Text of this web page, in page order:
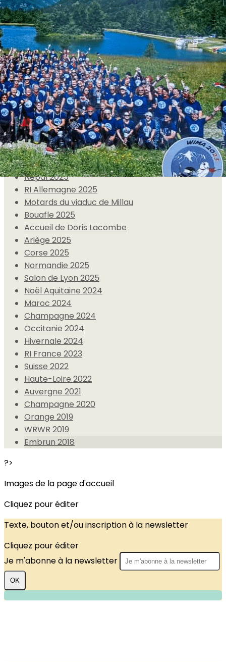
Exporter les lignes sélectionnées
Exporter toutes les colonnes
Exporter uniquement les colonnes affichées
Menu
<
>
Tous les évènements
Moto-Archéo Juillet 2026
30 ans de la WIMA Japon 🇯🇵
8 Mars 2026
Salon de la moto, Limoges (87)
Népal 2025
RI Allemagne 2025
Motards du viaduc de Millau
Bouafle 2025
Accueil de Doris Lacombe
Ariège 2025
Corse 2025
Normandie 2025
Salon de Lyon 2025
Noël Aquitaine 2024
Maroc 2024
Champagne 2024
Occitanie 2024
Hivernale 2024
RI France 2023
Suisse 2022
Haute-Loire 2022
Auvergne 2021
Champagne 2020
Orange 2019
WRWR 2019
Embrun 2018
?>
Images de la page d'accueil
Cliquez pour éditer
Texte, bouton et/ou inscription à la newsletter
Cliquez pour éditer
Je m'abonne à la newsletter
OK